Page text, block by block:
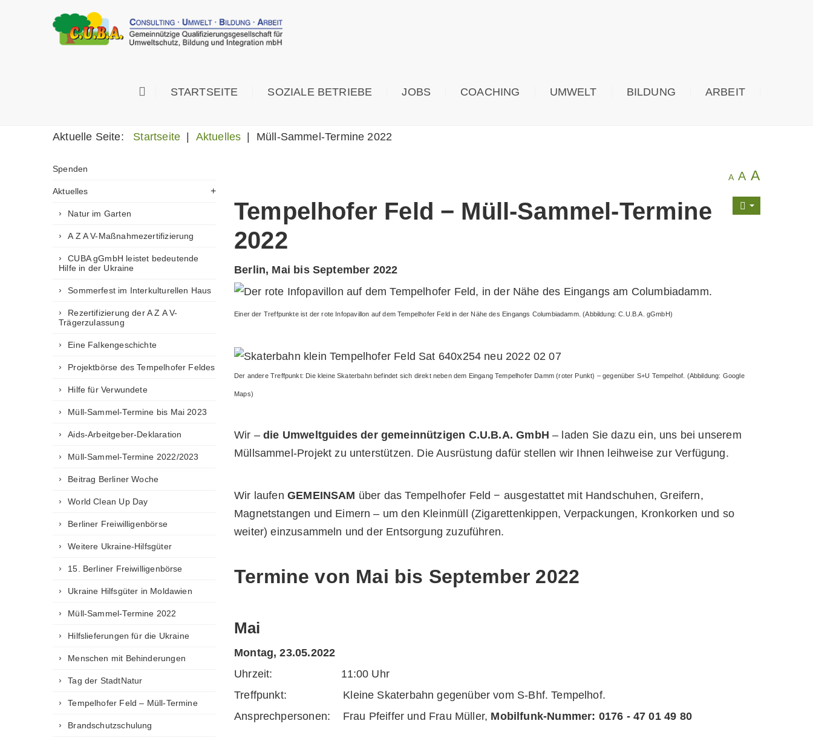
STARTSEITE SOZIALE BETRIEBE JOBS COACHING UMWELT BILDUNG ARBEIT
Aktuelle Seite: Startseite Aktuelles Müll-Sammel-Termine 2022
A A A
Tempelhofer Feld − Müll-Sammel-Termine
2022
Berlin, Mai bis September 2022
Einer der Treffpunkte ist der rote Infopavillon auf dem Tempelhofer Feld in der Nähe des Eingangs Columbiadamm. (Abbildung: C.U.B.A. gGmbH)
Der andere Treffpunkt: Die kleine Skaterbahn befindet sich direkt neben dem Eingang Tempelhofer Damm (roter Punkt) – gegenüber S+U Tempelhof. (Abbildung: Google
Maps)
Wir –die Umweltguides der gemeinnützigen C.U.B.A. GmbH– laden Sie dazu ein, uns bei unserem
Müllsammel-Projekt zu unterstützen. Die Ausrüstung dafür stellen wir Ihnen leihweise zur Verfügung.
Wir laufen GEMEINSAM über das Tempelhofer Feld − ausgestattet mit Handschuhen, Greifern,
Magnetstangen und Eimern – um den Kleinmüll (Zigarettenkippen, Verpackungen, Kronkorken und so
weiter) einzusammeln und der Entsorgung zuzuführen.
Termine von Mai bis September 2022
Mai
Montag, 23.05.2022
Uhrzeit: 11:00 Uhr
Treffpunkt: Kleine Skaterbahn gegenüber vom S-Bhf. Tempelhof.
Ansprechpersonen: Frau Pfeiffer und Frau Müller, Mobilfunk-Nummer: 0176 - 47 01 49 80
Spenden
Aktuelles
Natur im Garten
A Z A V-Maßnahmezertifizierung
CUBA gGmbH leistet bedeutende
Hilfe in der Ukraine
Sommerfest im Interkulturellen Haus
Rezertifizierung der A Z A V-
Trägerzulassung
Eine Falkengeschichte
Projektbörse des Tempelhofer Feldes
Hilfe für Verwundete
Müll-Sammel-Termine bis Mai 2023
Aids-Arbeitgeber-Deklaration
Müll-Sammel-Termine 2022/2023
Beitrag Berliner Woche
World Clean Up Day
Berliner Freiwilligenbörse
Weitere Ukraine-Hilfsgüter
15. Berliner Freiwilligenbörse
Ukraine Hilfsgüter in Moldawien
Müll-Sammel-Termine 2022
Hilfslieferungen für die Ukraine
Menschen mit Behinderungen
Tag der StadtNatur
Tempelhofer Feld – Müll-Termine
Brandschutzschulung